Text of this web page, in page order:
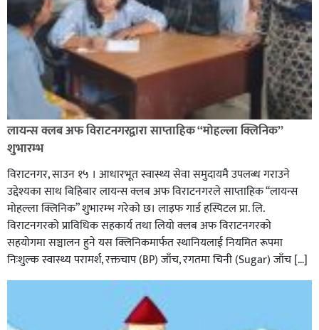
लायन्स क्लब अफ विराटनगरद्वारा साप्ताहिक “मोहल्ला क्लिनिक”
शुभारम्भ
विराटनगर, साउन १५ । आधारभूत स्वास्थ्य सेवा समुदायमै उपलब्ध गराउने
उद्देश्यका साथ बिहिबार लायन्स क्लब अफ विराटनगरले साप्ताहिक “लायन्स
मोहल्ला क्लिनिक” शुभारम्भ गरेकाे छ। लाइफ गार्ड हस्पिटल प्रा. लि.
विराटनगरको प्राविधिक सहकार्य तथा लियो क्लब अफ विराटनगरको
सहयोगमा सञ्चालन हुने यस क्लिनिकमार्फत स्थानियलाई नियमित रूपमा
निःशुल्क स्वास्थ्य परामर्श, रक्तचाप (BP) जाँच, रगतमा चिनी (Sugar) जाँच […]